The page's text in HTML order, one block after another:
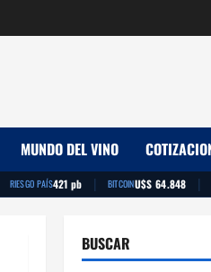
MUNDO DEL VINO
RIESGO PAÍS421 pb | BITCOINU$S 64.848 |
BUSCAR